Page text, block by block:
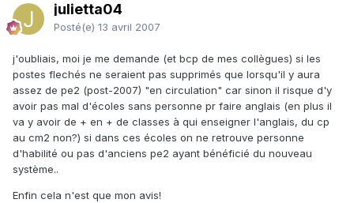
julietta04
Posté(e) 13 avril 2007
j'oubliais, moi je me demande (et bcp de mes collègues) si les
postes flechés ne seraient pas supprimés que lorsqu'il y aura
assez de pe2 (post-2007) "en circulation" car sinon il risque d'y
avoir pas mal d'écoles sans personne pr faire anglais (en plus il
va y avoir de + en + de classes à qui enseigner l'anglais, du cp
au cm2 non?) si dans ces écoles on ne retrouve personne
d'habilité ou pas d'anciens pe2 ayant bénéficié du nouveau
système..
Enfin cela n'est que mon avis!